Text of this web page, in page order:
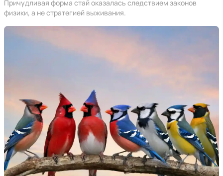
Причудливая форма стай оказалась следствием законов
физики, а не стратегией выживания.